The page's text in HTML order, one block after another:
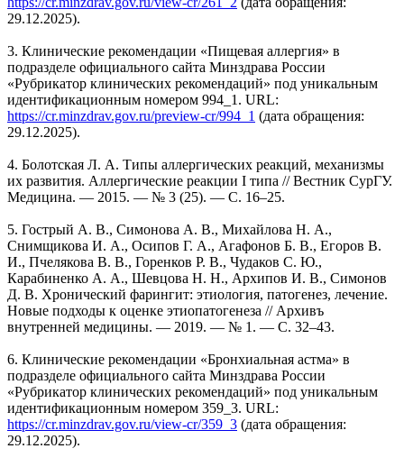
29.12.2025).
3. Клинические рекомендации «Пищевая аллергия» в
подразделе официального сайта Минздрава России
«Рубрикатор клинических рекомендаций» под уникальным
идентификационным номером 994_1. URL:
https://cr.minzdrav.gov.ru/preview-cr/994_1 (дата обращения:
29.12.2025).
4. Болотская Л. А. Типы аллергических реакций, механизмы
их развития. Аллергические реакции I типа // Вестник СурГУ.
Медицина. — 2015. — № 3 (25). — С. 16–25.
5. Гострый А. В., Симонова А. В., Михайлова Н. А.,
Снимщикова И. А., Осипов Г. А., Агафонов Б. В., Егоров В.
И., Пчелякова В. В., Горенков Р. В., Чудаков С. Ю.,
Карабиненко А. А., Шевцова Н. Н., Архипов И. В., Симонов
Д. В. Хронический фарингит: этиология, патогенез, лечение.
Новые подходы к оценке этиопатогенеза // Архивъ
внутренней медицины. — 2019. — № 1. — С. 32–43.
6. Клинические рекомендации «Бронхиальная астма» в
подразделе официального сайта Минздрава России
«Рубрикатор клинических рекомендаций» под уникальным
идентификационным номером 359_3. URL:
https://cr.minzdrav.gov.ru/view-cr/359_3 (дата обращения:
29.12.2025).